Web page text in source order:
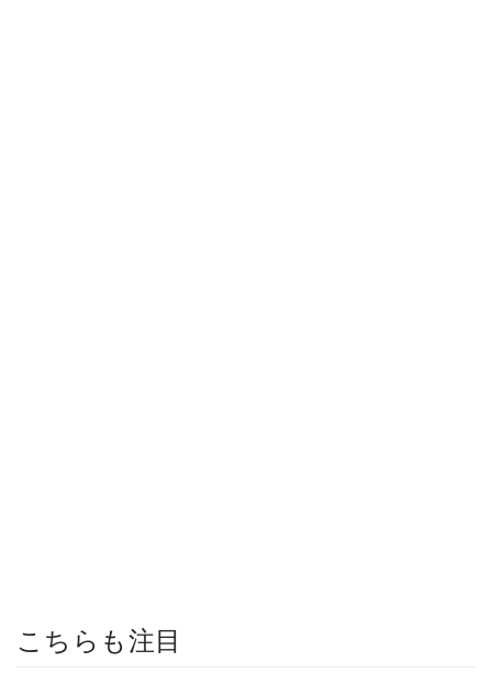
こちらも注目